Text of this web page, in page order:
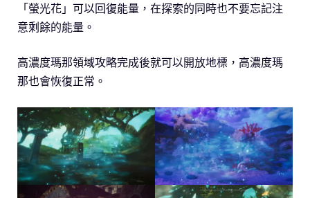
「螢光花」可以回復能量，在探索的同時也不要忘記注
意剩餘的能量。
高濃度瑪那領域攻略完成後就可以開放地標，高濃度瑪
那也會恢復正常。